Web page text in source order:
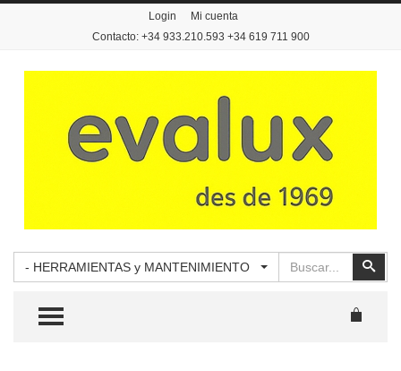
Login
Mi cuenta
Contacto: +34 933.210.593 +34 619 711 900
- HERRAMIENTAS y MANTENIMIENTO
TOGGLE MENU